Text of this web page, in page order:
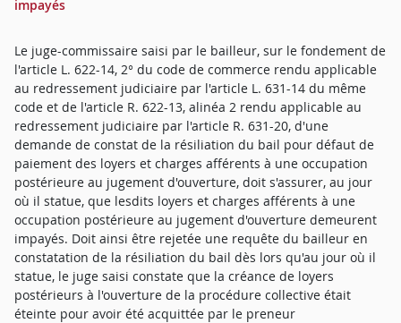
impayés
Le juge-commissaire saisi par le bailleur, sur le fondement de
l'article L. 622-14, 2° du code de commerce rendu applicable
au redressement judiciaire par l'article L. 631-14 du même
code et de l'article R. 622-13, alinéa 2 rendu applicable au
redressement judiciaire par l'article R. 631-20, d'une
demande de constat de la résiliation du bail pour défaut de
paiement des loyers et charges afférents à une occupation
postérieure au jugement d'ouverture, doit s'assurer, au jour
où il statue, que lesdits loyers et charges afférents à une
occupation postérieure au jugement d'ouverture demeurent
impayés. Doit ainsi être rejetée une requête du bailleur en
constatation de la résiliation du bail dès lors qu'au jour où il
statue, le juge saisi constate que la créance de loyers
postérieurs à l'ouverture de la procédure collective était
éteinte pour avoir été acquittée par le preneur